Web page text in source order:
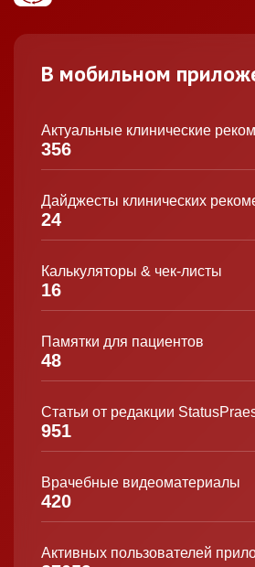
В мобильном
Актуальные клинические
356
Дайджесты клинических
24
Калькуляторы & чек-листы
16
Памятки для пациентов
48
Статьи от редакции
951
Врачебные видеоматериалы
420
Активных пользователей